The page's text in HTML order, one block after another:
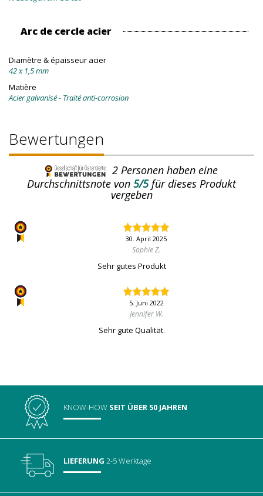
Arc de cercle acier
Diamètre & épaisseur acier
42 x 1,5 mm
Matière
Acier galvanisé - Traité anti-corrosion
Bewertungen
2 Personen haben eine
Durchschnittsnote von 5/5für dieses Produkt
vergeben
30. April 2025
Sophie Z.
Sehr gutes Produkt
5. Juni 2022
Jennifer W.
Sehr gute Qualität.
KNOW-HOW SEIT ÜBER 50 JAHREN
LIEFERUNG 2-5 Werktage